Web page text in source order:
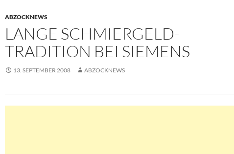
ABZOCKNEWS
LANGE SCHMIERGELD-
TRADITION BEI SIEMENS
13. SEPTEMBER 2008 ABZOCKNEWS